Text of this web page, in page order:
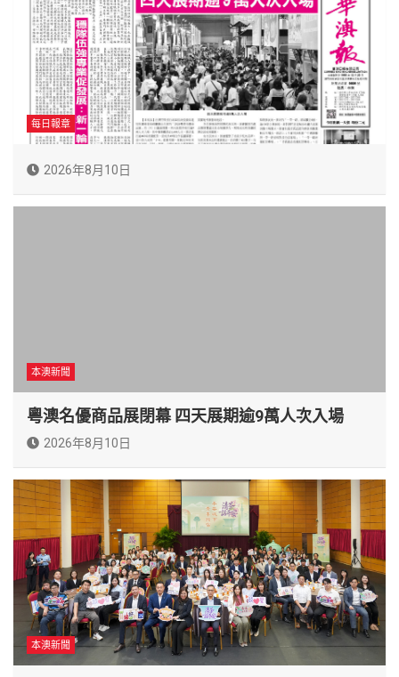
每日報章
2026年8月10日
本澳新聞
粵澳名優商品展閉幕 四天展期逾9萬人次入場
2026年8月10日
本澳新聞